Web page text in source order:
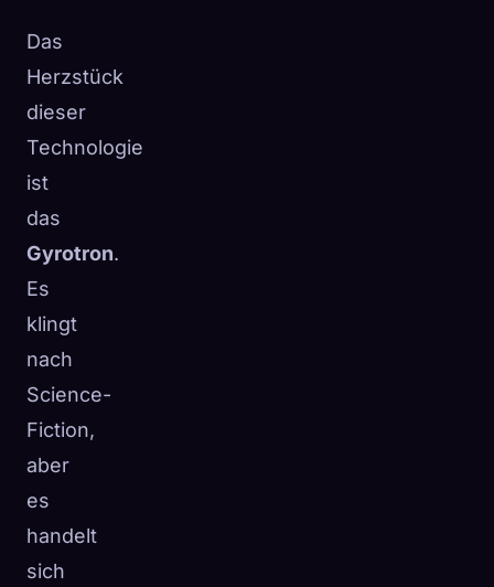
Das
Herzstück
dieser
Technologie
ist
das
Gyrotron.
Es
klingt
nach
Science-
Fiction,
aber
es
handelt
sich